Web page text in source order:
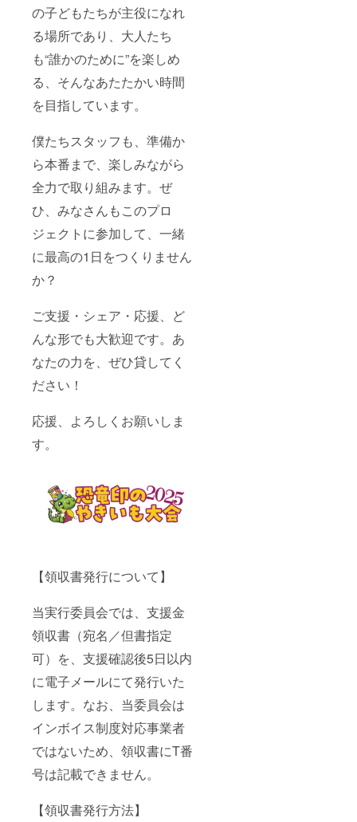
の子どもたちが主役になれ
る場所であり、大人たち
も“誰かのために”を楽しめ
る、そんなあたたかい時間
を目指しています。
僕たちスタッフも、準備か
ら本番まで、楽しみながら
全力で取り組みます。ぜ
ひ、みなさんもこのプロ
ジェクトに参加して、一緒
に最高の1日をつくりません
か？
ご支援・シェア・応援、ど
んな形でも大歓迎です。あ
なたの力を、ぜひ貸してく
ださい！
応援、よろしくお願いしま
す。
【領収書発行について】
当実行委員会では、支援金
領収書（宛名／但書指定
可）を、支援確認後5日以内
に電子メールにて発行いた
します。なお、当委員会は
インボイス制度対応事業者
ではないため、領収書にT番
号は記載できません。
【領収書発行方法】